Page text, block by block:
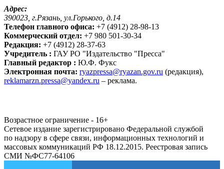
Адрес:
390023, г.Рязань, ул.Горького, д.14
Телефон главного офиса: +7 (4912) 28-98-13
Коммерческий отдел: +7 980 501-30-34
Редакция: +7 (4912) 28-37-63
Учредитель : ГАУ РО "Издательство "Пресса"
Главный редактор : Ю.Ф. Фукс
Электронная почта: ryazpressa@ryazan.gov.ru (редакция),
reklamarzn.pressa@yandex.ru – реклама.
Возрастное ограничение - 16+
Сетевое издание зарегистрировано Федеральной службой
по надзору в сфере связи, информационных технологий и
массовых коммуникаций РФ 18.12.2015. Реестровая запись
СМИ №ФС77-64106